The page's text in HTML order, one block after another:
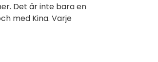
Det är inte bara en
med Kina. Varje